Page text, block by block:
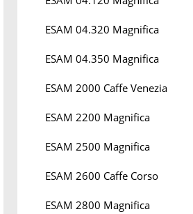
ESAM 04.320 Magnifica
ESAM 04.350 Magnifica
ESAM 2000 Caffe Venezia
ESAM 2200 Magnifica
ESAM 2500 Magnifica
ESAM 2600 Caffe Corso
ESAM 2800 Magnifica